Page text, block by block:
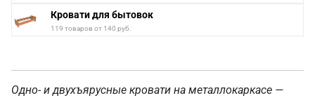
Кровати для бытовок
119 товаров от 140 руб.
Одно- и двухъярусные кровати на металлокаркасе —